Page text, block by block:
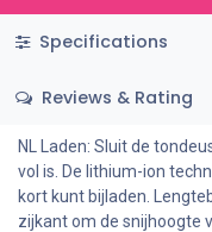
Specifications
Reviews & Rating
NL Laden: Sluit de
vol is. De lithium-ion
kort kunt bijladen.
zijkant om de snijhoogte